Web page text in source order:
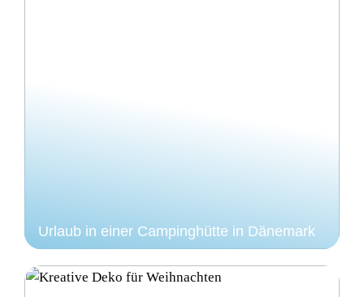
Urlaub in einer Campinghütte in Dänemark